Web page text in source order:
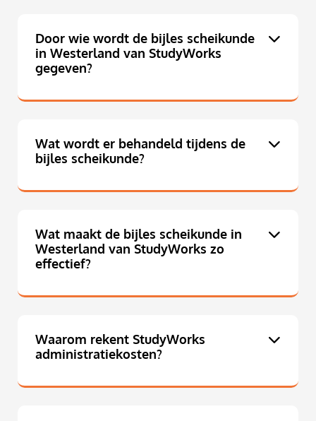
Door wie wordt de bijles scheikunde
in Westerland van StudyWorks
gegeven?
Wat wordt er behandeld tijdens de
bijles scheikunde?
Wat maakt de bijles scheikunde in
Westerland van StudyWorks zo
effectief?
Waarom rekent StudyWorks
administratiekosten?